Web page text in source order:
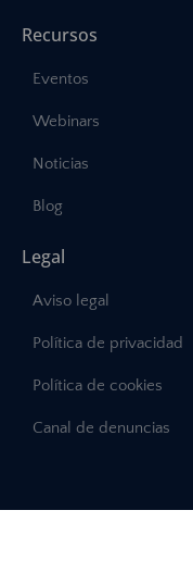
Recursos
Eventos
Webinars
Noticias
Blog
Legal
Aviso legal
Política de privacidad
Política de cookies
Canal de denuncias